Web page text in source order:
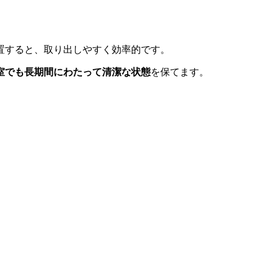
ると、取り出しやすく効率的です。
でも長期間にわたって清潔な状態を保てます。